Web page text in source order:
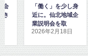
身
企
令和7年度 大館・
北秋田地区の企業
説明会レポート
2026年2月17日